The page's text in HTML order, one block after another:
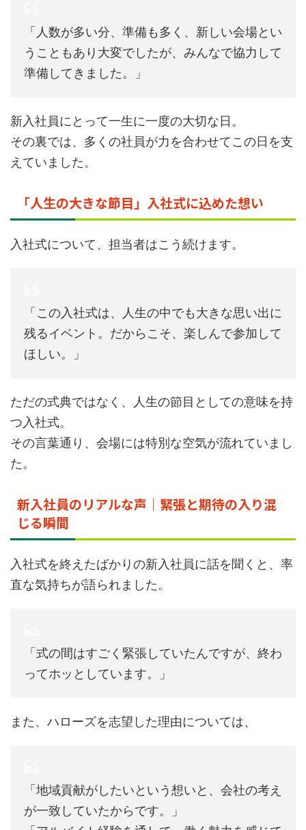
「人数が多い分、準備も多く、新しい会場とい
うこともあり大変でしたが、みんなで協力して
準備してきました。」
新入社員にとって一生に一度の大切な日。
その裏では、多くの社員が力を合わせてこの日を支
えていました。
「人生の大きな節目」入社式に込めた想い
入社式について、担当者はこう続けます。
「この入社式は、人生の中でも大きな思い出に
残るイベント。だからこそ、楽しんで参加して
ほしい。」
ただの式典ではなく、人生の節目としての意味を持
つ入社式。
その言葉通り、会場には特別な空気が流れていまし
た。
新入社員のリアルな声｜緊張と期待の入り混
じる瞬間
入社式を終えたばかりの新入社員に話を聞くと、率
直な気持ちが語られました。
「式の間はすごく緊張していたんですが、終わ
ってホッとしています。」
また、ハローズを志望した理由については、
「地域貢献がしたいという想いと、会社の考え
が一致していたからです。」